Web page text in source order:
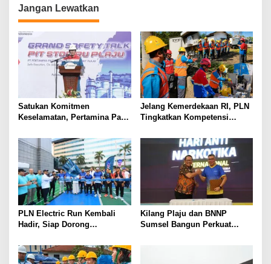
Jangan Lewatkan
Satukan Komitmen
Keselamatan, Pertamina Patra
Grand Safety Talk Sukseskan
Pit Stop Tahap II 2026
Jelang Kemerdekaan RI, PLN
Tingkatkan Kompetensi
Keandalan Listrik di Tais
PLN Electric Run Kembali
Hadir, Siap Dorong
Transisi Energi
Kilang Plaju dan BNNP
Sumsel Bangun Perkuat